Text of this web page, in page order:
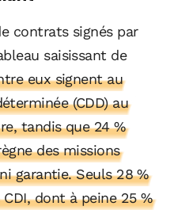
contrats signés par
saisissant de
eux signent au
(CDD) au
tandis que 24 %
des missions
garantie. Seuls 28 %
dont à peine 25 %